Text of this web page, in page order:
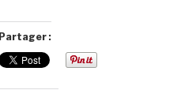
Partager :